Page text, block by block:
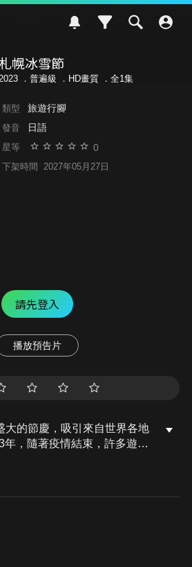
幌冰雪節
． 普遍級 ．HD畫質 ．全1集
類型 旅遊行腳
發音 日語
星等 0
下架時間 2027年05月27日
請先登入
播放預告片
大的節慶，吸引來自世界各地
，隨著疫情結束，許多遊客
受歡迎的投影映射，以及夜間